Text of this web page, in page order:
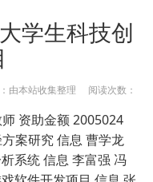
学生科技创
本站收集整理 阅读次数：
资助金额 2005024
案研究 信息 曹学龙
系统 信息 李富强 冯